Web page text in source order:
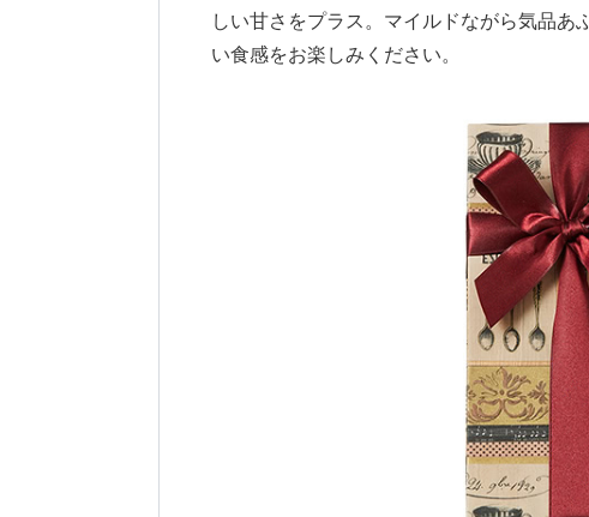
しい甘さをプラス。マイルドながら気品あ
い食感をお楽しみください。